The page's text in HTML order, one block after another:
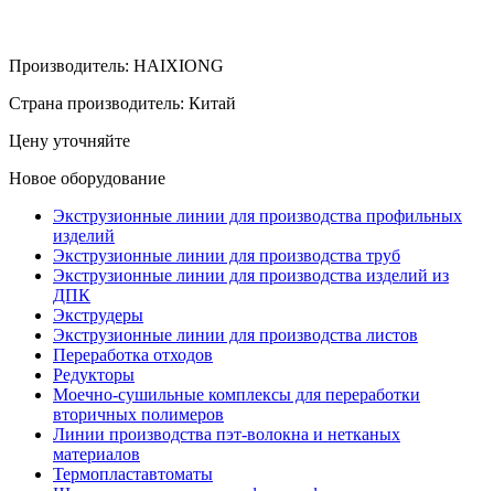
Производитель: HAIXIONG
Страна производитель: Китай
Цену уточняйте
Новое оборудование
Экструзионные линии для производства профильных
изделий
Экструзионные линии для производства труб
Экструзионные линии для производства изделий из
ДПК
Экструдеры
Экструзионные линии для производства листов
Переработка отходов
Редукторы
Моечно-сушильные комплексы для переработки
вторичных полимеров
Линии производства пэт-волокна и нетканых
материалов
Термопластавтоматы